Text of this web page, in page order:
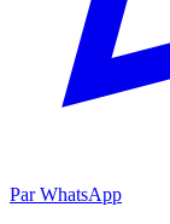
Par WhatsApp